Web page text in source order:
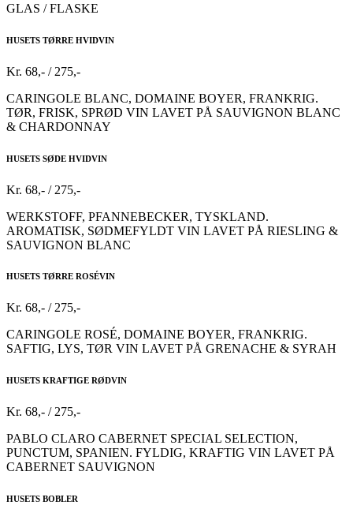
GLAS / FLASKE
HUSETS TØRRE HVIDVIN
Kr. 68,- / 275,-
CARINGOLE BLANC, DOMAINE BOYER, FRANKRIG.
TØR, FRISK, SPRØD VIN LAVET PÅ SAUVIGNON BLANC
& CHARDONNAY
HUSETS SØDE HVIDVIN
Kr. 68,- / 275,-
WERKSTOFF, PFANNEBECKER, TYSKLAND.
AROMATISK, SØDMEFYLDT VIN LAVET PÅ RIESLING &
SAUVIGNON BLANC
HUSETS TØRRE ROSÉVIN
Kr. 68,- / 275,-
CARINGOLE ROSÉ, DOMAINE BOYER, FRANKRIG.
SAFTIG, LYS, TØR VIN LAVET PÅ GRENACHE & SYRAH
HUSETS KRAFTIGE RØDVIN
Kr. 68,- / 275,-
PABLO CLARO CABERNET SPECIAL SELECTION,
PUNCTUM, SPANIEN. FYLDIG, KRAFTIG VIN LAVET PÅ
CABERNET SAUVIGNON
HUSETS BOBLER